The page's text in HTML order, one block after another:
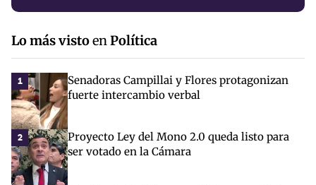
Lo más vistoenPolítica
1
Senadoras Campillai y Flores protagonizan
fuerte intercambio verbal
2
Proyecto Ley del Mono 2.0 queda listo para
ser votado en la Cámara